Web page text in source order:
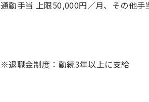
通勤手当 上限50,000円／月、その他手
※退職金制度：勤続3年以上に支給